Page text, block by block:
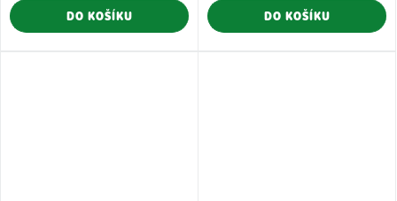
DO KOŠÍKU DO KOŠÍKU